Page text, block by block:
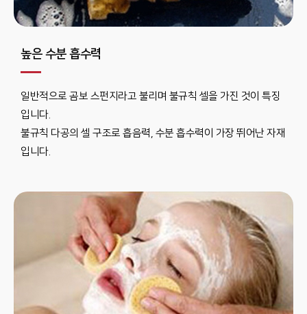
높은 수분 흡수력
일반적으로 곰보 스펀지라고 불리며 불규칙 셀을 가진 것이 특징
입니다.
불규칙 다공의 셀 구조로 흡음력, 수분 흡수력이 가장 뛰어난 자재
입니다.